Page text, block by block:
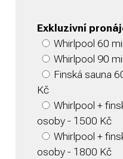
Exkluzivní
Whirlpool 60
Whirlpool 90
Finská sauna
Kč
Whirlpool +
osoby - 1500 Kč
Whirlpool +
osoby - 1800 Kč